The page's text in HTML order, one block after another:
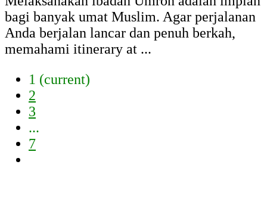
bagi banyak umat Muslim. Agar perjalanan
Anda berjalan lancar dan penuh berkah,
memahami itinerary at ...
1 (current)
2
3
...
7